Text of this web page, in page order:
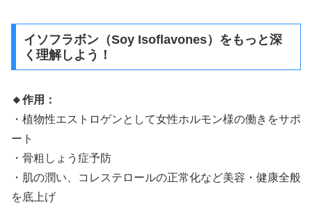
イソフラボン（Soy Isoflavones）をもっと深
く理解しよう！
🔸作用：
・植物性エストロゲンとして女性ホルモン様の働きをサポ
ート
・骨粗しょう症予防
・肌の潤い、コレステロールの正常化など美容・健康全般
を底上げ